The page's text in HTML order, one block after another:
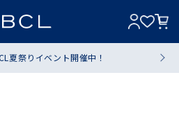
夏祭りイベント開催中！